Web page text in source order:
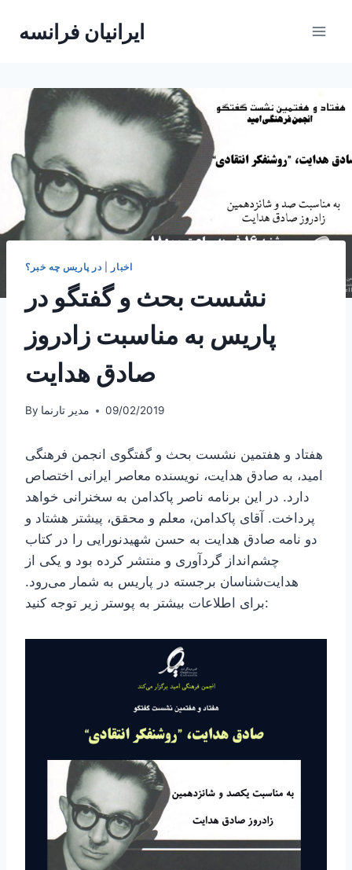
ایرانیان فرانسه
اخبار در پاریس چه خبر؟
نشست بحث و گفتگو در
پاریس به مناسبت زادروز
صادق هدایت
By مدیر تارنما 09/02/2019
هفتاد و هفتمین نشست بحث و گفتگوی انجمن فرهنگی
امید، به صادق هدایت، نویسنده معاصر ایرانی اختصاص
دارد. در این برنامه ناصر پاکدامن به سخنرانی خواهد
پرداخت. آقای پاکدامن، معلم و محقق، پیشتر هشتاد و
دو نامه صادق هدایت به حسن شهیدنورایی را در کتاب
چشم‌انداز گردآوری و منتشر کرده بود و یکی از
هدایت‌شناسان برجسته در پاریس به شمار می‌رود.
برای اطلاعات بیشتر به پوستر زیر توجه کنید: